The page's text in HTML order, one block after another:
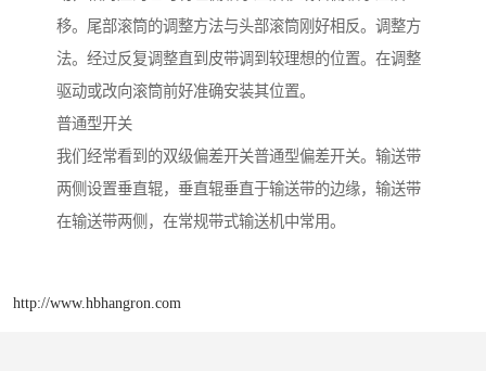
移。尾部滚筒的调整方法与头部滚筒刚好相反。调整方
法。经过反复调整直到皮带调到较理想的位置。在调整
驱动或改向滚筒前好准确安装其位置。
普通型开关
我们经常看到的双级偏差开关普通型偏差开关。输送带
两侧设置垂直辊，垂直辊垂直于输送带的边缘，输送带
在输送带两侧，在常规带式输送机中常用。
http://www.hbhangron.com